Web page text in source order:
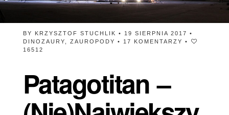
BY KRZYSZTOF STUCHLIK • 19 SIERPNIA 2017 •
DINOZAURY
ZAUROPODY • 17 KOMENTARZY •
16512
Patagotitan –